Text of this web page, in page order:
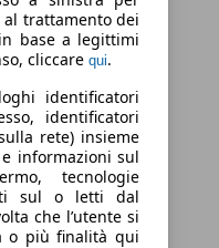
trattamento dei
base a legittimi
cliccare qui.
identificatori
identificatori
rete) insieme
informazioni sul
tecnologie
sul o letti dal
che l’utente si
o più finalità qui